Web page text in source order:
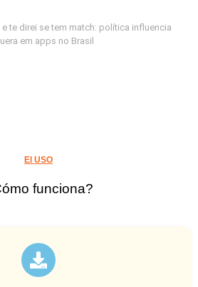
te direi se tem match: política influencia
em apps no Brasil
El USO
funciona?